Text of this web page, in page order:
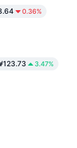
0.36%
3.47%